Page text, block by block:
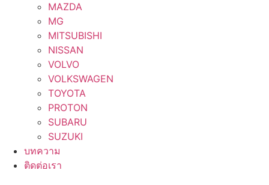
MAZDA
MG
MITSUBISHI
NISSAN
VOLVO
VOLKSWAGEN
TOYOTA
PROTON
SUBARU
SUZUKI
บทความ
ติดต่อเรา